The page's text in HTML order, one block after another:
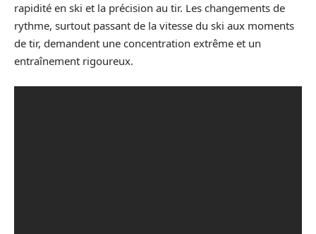
rapidité en ski et la précision au tir. Les changements de
rythme, surtout passant de la vitesse du ski aux moments
de tir, demandent une concentration extrême et un
entraînement rigoureux.